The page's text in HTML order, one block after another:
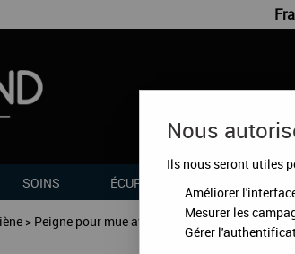
SOINS ÉCURIES
> Peigne pour mue avec manche en plastique
Nous
Ils nous seront utiles
Améliorer
Mesurer les
Gérer